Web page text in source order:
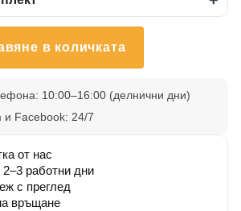
в количката
10:00–16:00 (делнични дни)
и Facebook: 24/7
от нас
работни дни
с преглед
връщане